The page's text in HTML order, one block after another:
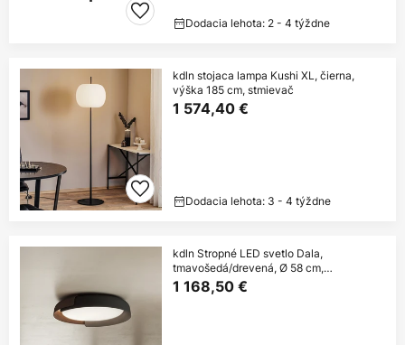
Dodacia lehota: 2 - 4 týždne
kdln stojaca lampa Kushi XL, čierna,
výška 185 cm, stmievač
1 574,40 €
Dodacia lehota: 3 - 4 týždne
kdln Stropné LED svetlo Dala,
tmavošedá/drevená, Ø 58 cm,
stmievateľné
1 168,50 €